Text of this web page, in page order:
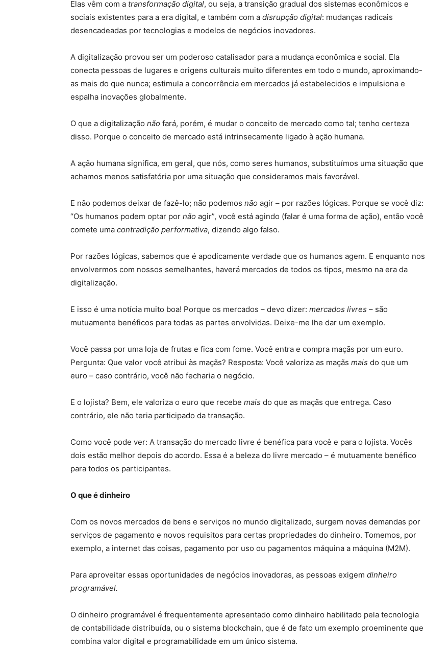
Elas vêm com a transformação digital, ou seja, a transição gradual dos sistemas econômicos e
sociais existentes para a era digital, e também com a disrupção digital: mudanças radicais
desencadeadas por tecnologias e modelos de negócios inovadores.
A digitalização provou ser um poderoso catalisador para a mudança econômica e social. Ela
conecta pessoas de lugares e origens culturais muito diferentes em todo o mundo, aproximando-
as mais do que nunca; estimula a concorrência em mercados já estabelecidos e impulsiona e
espalha inovações globalmente.
O que a digitalização não fará, porém, é mudar o conceito de mercado como tal; tenho certeza
disso. Porque o conceito de mercado está intrinsecamente ligado à ação humana.
A ação humana significa, em geral, que nós, como seres humanos, substituímos uma situação que
achamos menos satisfatória por uma situação que consideramos mais favorável.
E não podemos deixar de fazê-lo; não podemos não agir – por razões lógicas. Porque se você diz:
“Os humanos podem optar por não agir”, você está agindo (falar é uma forma de ação), então você
comete uma contradição performativa, dizendo algo falso.
Por razões lógicas, sabemos que é apodicamente verdade que os humanos agem. E enquanto nos
envolvermos com nossos semelhantes, haverá mercados de todos os tipos, mesmo na era da
digitalização.
E isso é uma notícia muito boa! Porque os mercados – devo dizer: mercados livres – são
mutuamente benéficos para todas as partes envolvidas. Deixe-me lhe dar um exemplo.
Você passa por uma loja de frutas e fica com fome. Você entra e compra maçãs por um euro.
Pergunta: Que valor você atribui às maçãs? Resposta: Você valoriza as maçãs mais do que um
euro – caso contrário, você não fecharia o negócio.
E o lojista? Bem, ele valoriza o euro que recebe mais do que as maçãs que entrega. Caso
contrário, ele não teria participado da transação.
Como você pode ver: A transação do mercado livre é benéfica para você e para o lojista. Vocês
dois estão melhor depois do acordo. Essa é a beleza do livre mercado – é mutuamente benéfico
para todos os participantes.
O que é dinheiro
Com os novos mercados de bens e serviços no mundo digitalizado, surgem novas demandas por
serviços de pagamento e novos requisitos para certas propriedades do dinheiro. Tomemos, por
exemplo, a internet das coisas, pagamento por uso ou pagamentos máquina a máquina (M2M).
Para aproveitar essas oportunidades de negócios inovadoras, as pessoas exigem dinheiro
programável.
O dinheiro programável é frequentemente apresentado como dinheiro habilitado pela tecnologia
de contabilidade distribuída, ou o sistema blockchain, que é de fato um exemplo proeminente que
combina valor digital e programabilidade em um único sistema.